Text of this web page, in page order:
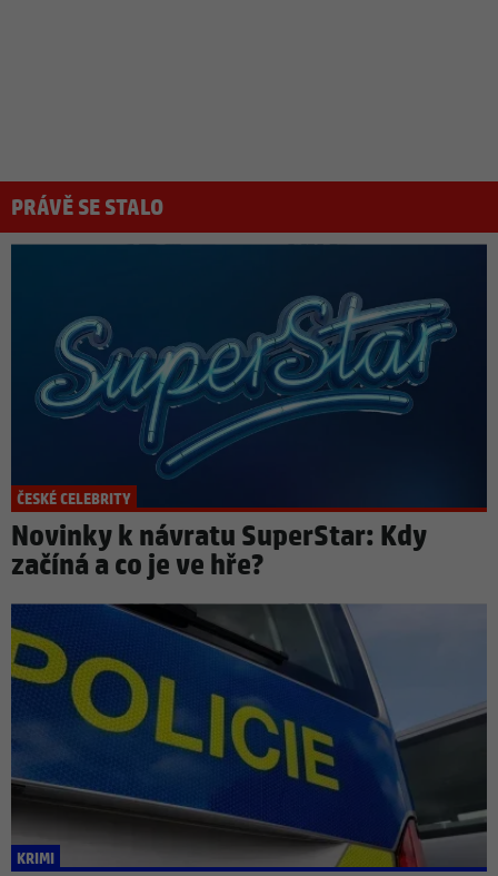
PRÁVĚ SE STALO
ČESKÉ CELEBRITY
Novinky k návratu SuperStar: Kdy
začíná a co je ve hře?
KRIMI